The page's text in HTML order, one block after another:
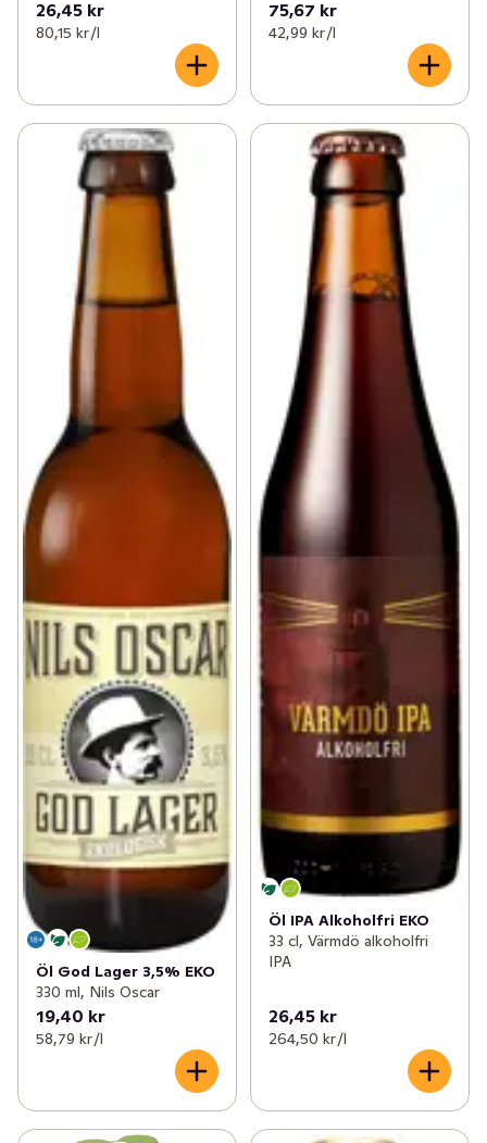
26,45 kr
80,15 kr /l
75,67 kr
42,99 kr /l
Öl God Lager 3,5% EKO
330 ml, Nils Oscar
19,40 kr
58,79 kr /l
Öl IPA Alkoholfri EKO
33 cl, Värmdö alkoholfri
IPA
26,45 kr
264,50 kr /l